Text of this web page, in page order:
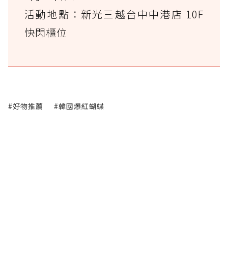
活動地點：新光三越台中中港店 10F
快閃櫃位
#好物推薦 #韓國爆紅蝴蝶